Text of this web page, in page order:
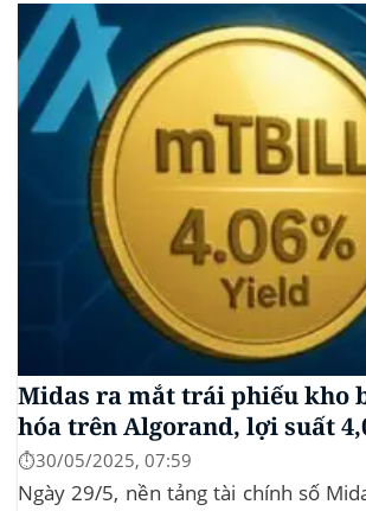
dịch Mỹ (SEC) để xin phê duyệt quỹ
Midas ra mắt trái phiếu kho
hóa trên Algorand, lợi suất
⏱️30/05/2025, 07:59
Ngày 29/5, nền tảng tài chính số